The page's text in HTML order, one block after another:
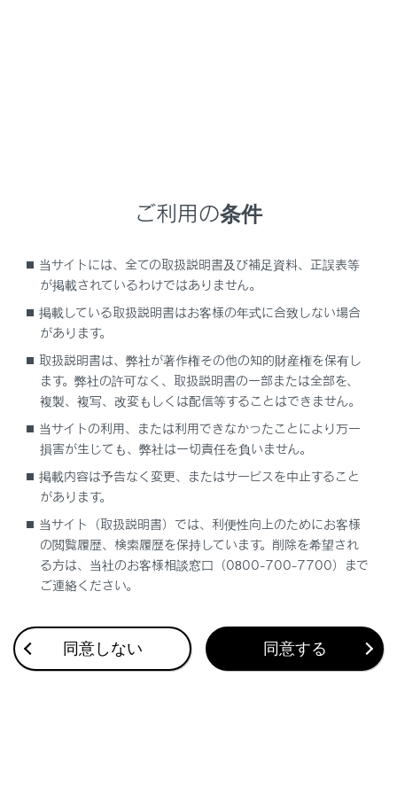
道路事業者からのお願い
合わせて見られているページ
ETC2.0ユニットの使い方
お問合せ先一覧
ETC画面の操作
このページは役に立ちましたか？
はい いいえ
ご利用の条件
当サイトには、全ての取扱説明書及び補足資料、正誤表等
が掲載されているわけではありません。
掲載している取扱説明書はお客様の年式に合致しない場合
があります。
取扱説明書は、弊社が著作権その他の知的財産権を保有し
ます。弊社の許可なく、取扱説明書の一部または全部を、
複製、複写、改変もしくは配信等することはできません。
当サイトの利用、または利用できなかったことにより万一
損害が生じても、弊社は一切責任を負いません。
掲載内容は予告なく変更、またはサービスを中止すること
があります。
当サイト（取扱説明書）では、利便性向上のためにお客様
の閲覧履歴、検索履歴を保持しています。削除を希望され
る方は、当社のお客様相談窓口（0800-700-7700）まで
ご連絡ください。
同意しない 同意する